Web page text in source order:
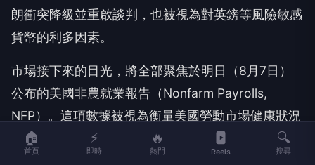
朗衝突降級並重啟談判，也被視為對英鎊等風險敏感
貨幣的利多因素。
市場接下來的目光，將全部聚焦於明日（8月7日）
公布的美國非農就業報告（Nonfarm Payrolls,
NFP）。這項數據被視為衡量美國勞動市場健康狀況
的關鍵指標，通常會對聯準會的利率政策產生重大影
響。市場普遍預期，美國 7 月將新增 8 萬個非農職
🏠
首頁
⚡
即時
🔥
熱門 Reels
🔍
搜尋